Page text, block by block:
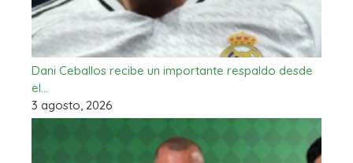
Dani Ceballos recibe un importante respaldo desde
el…
3 agosto, 2026